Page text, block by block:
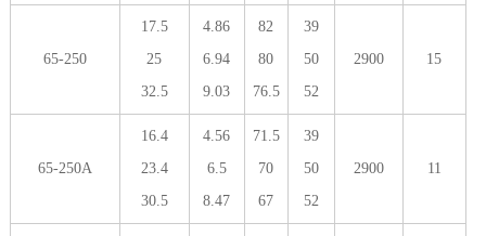
65-250
17.5
25
32.5
4.86
6.94
9.03
82
80
76.5
39
50
52
2900 15
65-250A
16.4
23.4
30.5
4.56
6.5
8.47
71.5
70
67
39
50
52
2900 11